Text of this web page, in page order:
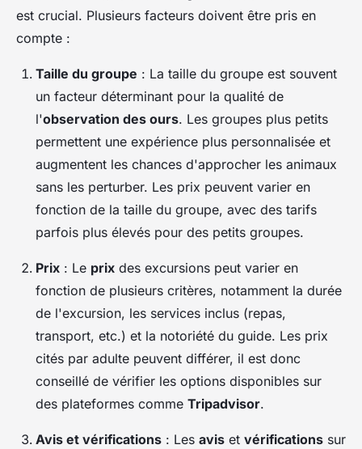
est crucial. Plusieurs facteurs doivent être pris en
compte :
Taille du groupe : La taille du groupe est souvent
un facteur déterminant pour la qualité de
l'observation des ours. Les groupes plus petits
permettent une expérience plus personnalisée et
augmentent les chances d'approcher les animaux
sans les perturber. Les prix peuvent varier en
fonction de la taille du groupe, avec des tarifs
parfois plus élevés pour des petits groupes.
Prix : Le prix des excursions peut varier en
fonction de plusieurs critères, notamment la durée
de l'excursion, les services inclus (repas,
transport, etc.) et la notoriété du guide. Les prix
cités par adulte peuvent différer, il est donc
conseillé de vérifier les options disponibles sur
des plateformes comme Tripadvisor.
Avis et vérifications : Les avis et vérifications sur